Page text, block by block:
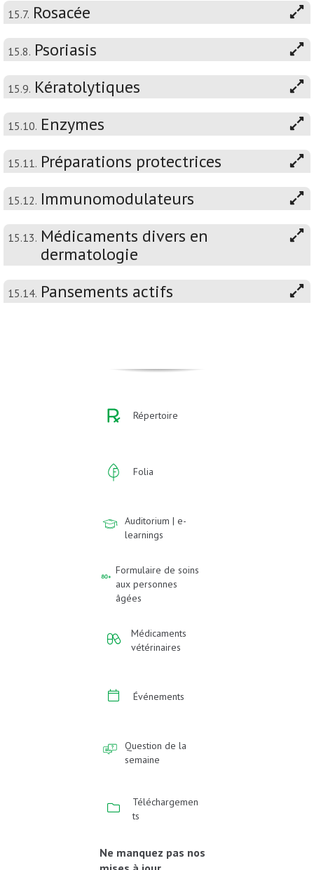
15.7. Rosacée
15.8. Psoriasis
15.9. Kératolytiques
15.10. Enzymes
15.11. Préparations protectrices
15.12. Immunomodulateurs
15.13. Médicaments divers en
dermatologie
15.14. Pansements actifs
Répertoire
Folia
Auditorium | e-
learnings
Formulaire de soins
aux personnes
âgées
Médicaments
vétérinaires
Événements
Question de la
semaine
Téléchargemen
ts
Ne manquez pas nos